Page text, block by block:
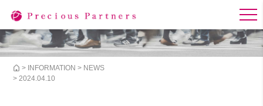
> INFORMATION > NEWS
> 2024.04.10